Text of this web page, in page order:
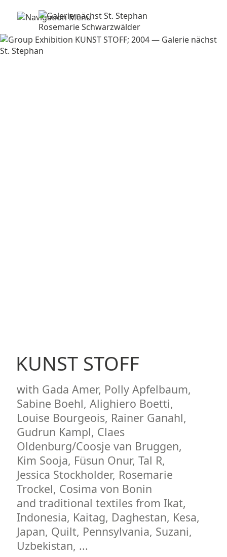
KUNST STOFF
with Gada Amer, Polly Apfelbaum,
Sabine Boehl, Alighiero Boetti,
Louise Bourgeois, Rainer Ganahl,
Gudrun Kampl, Claes
Oldenburg/Coosje van Bruggen,
Kim Sooja, Füsun Onur, Tal R,
Jessica Stockholder, Rosemarie
Trockel, Cosima von Bonin
and traditional textiles from Ikat,
Indonesia, Kaitag, Daghestan, Kesa,
Japan, Quilt, Pennsylvania, Suzani,
Uzbekistan, ...